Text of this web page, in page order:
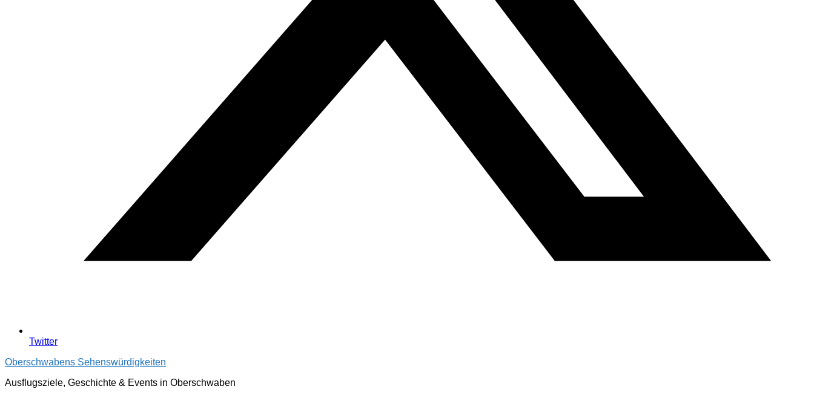
Twitter
Oberschwabens Sehenswürdigkeiten
Ausflugsziele, Geschichte & Events in Oberschwaben